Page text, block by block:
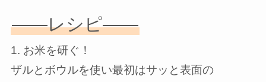
——レシピ——
1. お米を研ぐ！
ザルとボウルを使い最初はサッと表面の